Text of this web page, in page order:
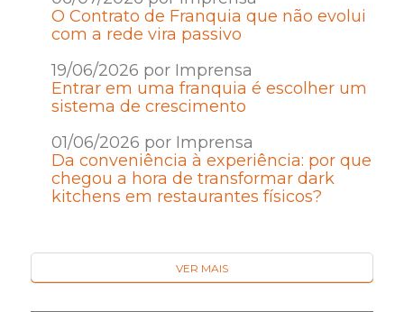
O Contrato de Franquia que não evolui
com a rede vira passivo
19/06/2026 por Imprensa
Entrar em uma franquia é escolher um
sistema de crescimento
01/06/2026 por Imprensa
Da conveniência à experiência: por que
chegou a hora de transformar dark
kitchens em restaurantes físicos?
VER MAIS